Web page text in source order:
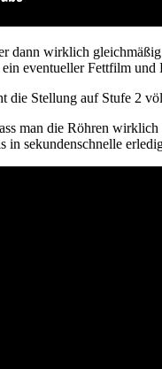
dann wirklich
eventueller Fettfilm und
die Stellung auf Stufe 2
man die Röhren
in sekundenschnelle